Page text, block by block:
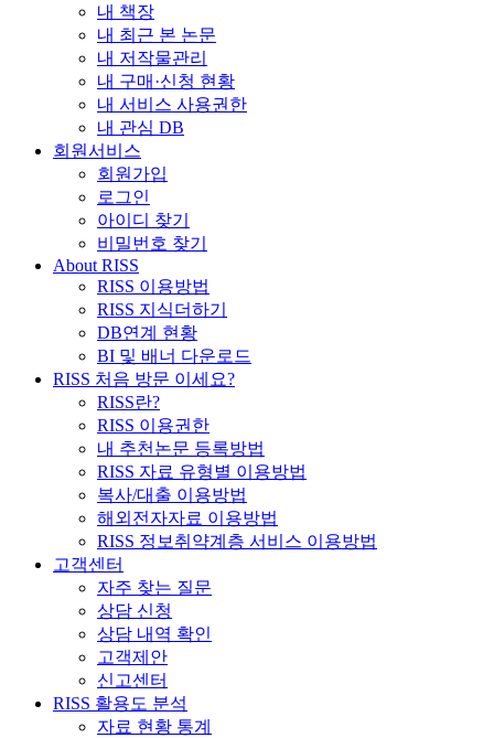
내 책장
내 최근 본 논문
내 저작물관리
내 구매·신청 현황
내 서비스 사용권한
내 관심 DB
회원서비스
회원가입
로그인
아이디 찾기
비밀번호 찾기
About RISS
RISS 이용방법
RISS 지식더하기
DB연계 현황
BI 및 배너 다운로드
RISS 처음 방문 이세요?
RISS란?
RISS 이용권한
내 추천논문 등록방법
RISS 자료 유형별 이용방법
복사/대출 이용방법
해외전자자료 이용방법
RISS 정보취약계층 서비스 이용방법
고객센터
자주 찾는 질문
상담 신청
상담 내역 확인
고객제안
신고센터
RISS 활용도 분석
자료 현황 통계